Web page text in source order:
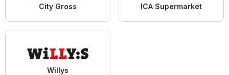
City Gross ICA Supermarket
Willys